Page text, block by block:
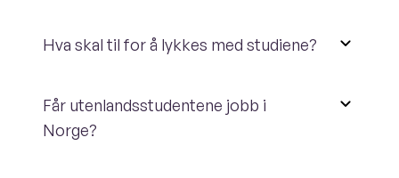
Hva skal til for å lykkes med studiene?
Får utenlandsstudentene jobb i
Norge?